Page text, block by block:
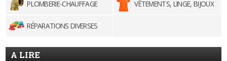
PLOMBERIE-CHAUFFAGE VÊTEMENTS, LINGE, BIJOUX
RÉPARATIONS DIVERSES
A LIRE